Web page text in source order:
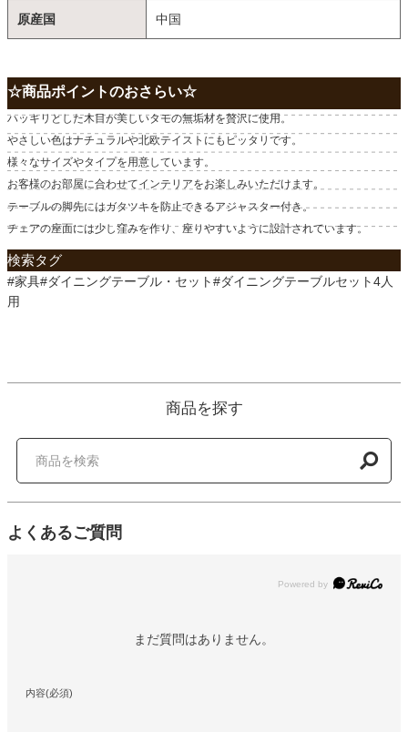
原産国 中国
☆商品ポイントのおさらい☆
ハッキリとした木目が美しいタモの無垢材を贅沢に使用。
やさしい色はナチュラルや北欧テイストにもピッタリです。
様々なサイズやタイプを用意しています。
お客様のお部屋に合わせてインテリアをお楽しみいただけます。
テーブルの脚先にはガタツキを防止できるアジャスター付き。
チェアの座面には少し窪みを作り、座りやすいように設計されています。
検索タグ
#家具#ダイニングテーブル・セット#ダイニングテーブルセット4人
用
商品を探す
よくあるご質問
Powered by
まだ質問はありません。
内容(必須)